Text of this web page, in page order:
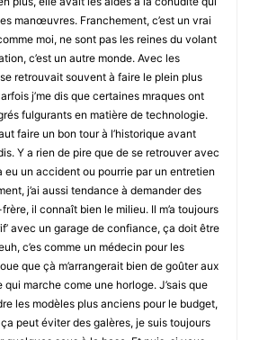
manœuvres. Franchement, c’est un vrai
moi, ne sont pas les reines du volant
c’est un autre monde. Avec les
retrouvait souvent à faire le plein plus
j’me dis que certaines mraques ont
fulgurants en matière de technologie.
faire un bon tour à l’historique avant
Y a rien de pire que de se retrouver avec
eu un accident ou pourrie par un entretien
j’ai aussi tendance à demander des
il connaît bien le milieu. Il m’a toujours
avec un garage de confiance, ça doit être
c’es comme un médecin pour les
que çà m’arrangerait bien de goûter aux
qui marche come une horloge. J’sais que
les modèles plus anciens pour le budget,
peut éviter des galères, je suis toujours